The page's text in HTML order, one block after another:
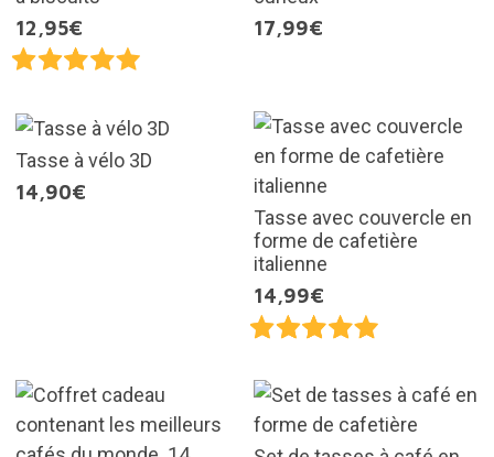
12,95€
17,99€
Tasse à vélo 3D
14,90€
Tasse avec couvercle en
forme de cafetière
italienne
14,99€